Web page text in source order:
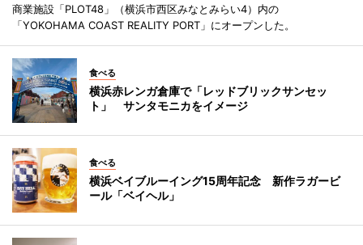
商業施設「PLOT48」（横浜市西区みなとみらい4）内の
「YOKOHAMA COAST REALITY PORT」にオープンした。
食べる
横浜赤レンガ倉庫で「レッドブリックサンセッ
ト」 サンタモニカをイメージ
食べる
横浜ベイブルーイング15周年記念 新作ラガービ
ール「ベイヘル」